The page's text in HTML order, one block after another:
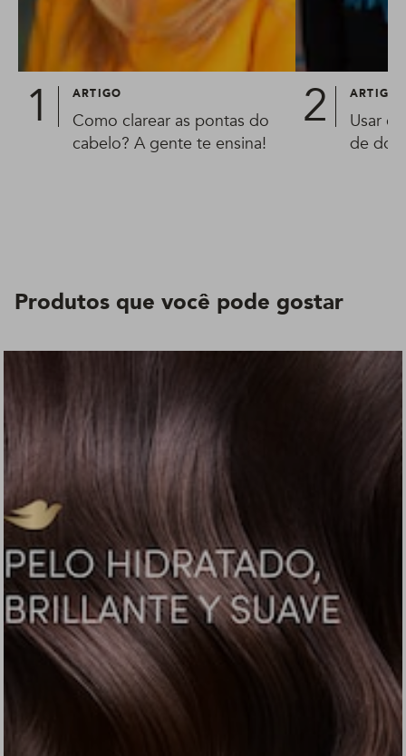
ARTIGO
Como clarear as pontas do
cabelo? A gente te ensina!
ARTIGO
Usar
de
Produtos que você pode gostar